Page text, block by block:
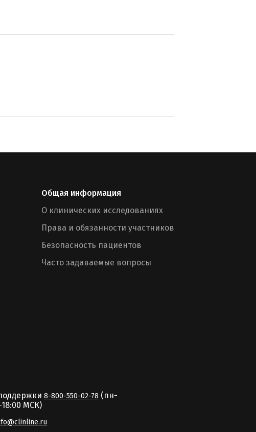
Общая информация
О клинических исследованиях
Права и обязанности участников
Безопасность пациентов
Часто задаваемые вопросы
8-800-550-02-78 (пн-
MCК)